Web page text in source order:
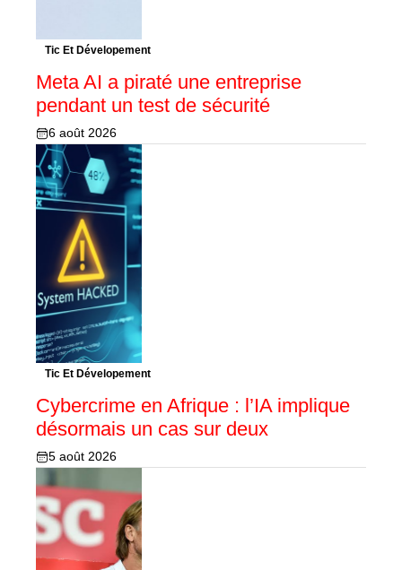
Tic Et Dévelopement
Meta AI a piraté une entreprise
pendant un test de sécurité
6 août 2026
Tic Et Dévelopement
Cybercrime en Afrique : l’IA implique
désormais un cas sur deux
5 août 2026